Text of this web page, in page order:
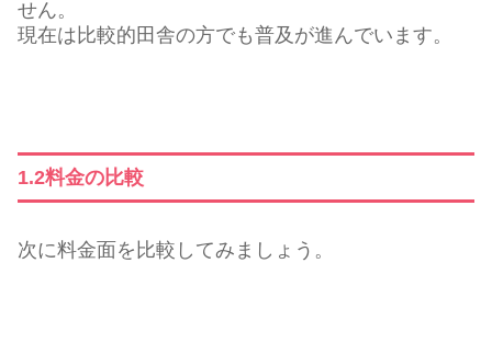
せん。
現在は比較的田舎の方でも普及が進んでいます。
1.2料金の比較
次に料金面を比較してみましょう。